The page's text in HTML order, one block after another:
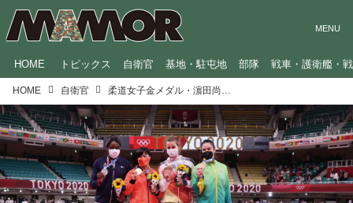
HOME トピックス 自衛官 基地・駐屯地 部隊 戦車・護衛艦・
HOME 自衛官